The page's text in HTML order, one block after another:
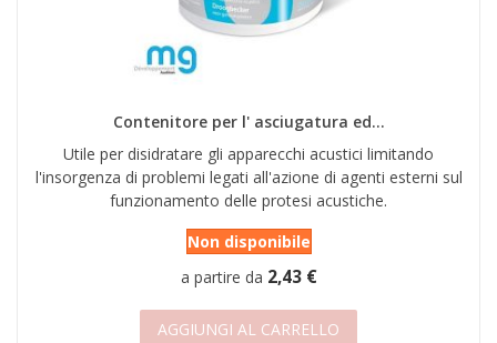
Contenitore per l' asciugatura ed...
Utile per disidratare gli apparecchi acustici limitando
l'insorgenza di problemi legati all'azione di agenti esterni sul
funzionamento delle protesi acustiche.
Non disponibile
a partire da 2,43 €
AGGIUNGI AL CARRELLO